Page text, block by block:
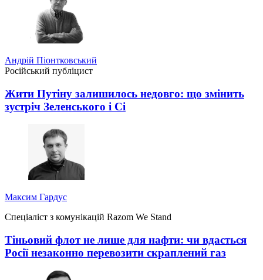
Андрій Піонтковський
Російський публіцист
Жити Путіну залишилось недовго: що змінить
зустріч Зеленського і Сі
Максим Гардус
Спеціаліст з комунікацій Razom We Stand
Тіньовий флот не лише для нафти: чи вдасться
Росії незаконно перевозити скраплений газ